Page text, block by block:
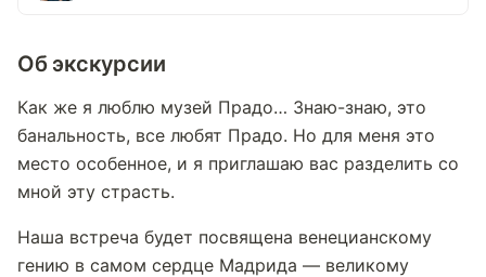
Об экскурсии
Как же я люблю музей Прадо… Знаю-знаю, это
банальность, все любят Прадо. Но для меня это
место особенное, и я приглашаю вас разделить со
мной эту страсть.
Наша встреча будет посвящена венецианскому
гению в самом сердце Мадрида — великому